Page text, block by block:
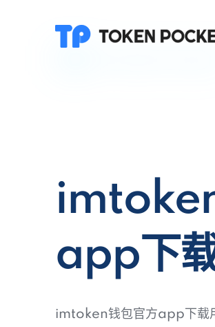
app下
imtoken钱包官方app下载